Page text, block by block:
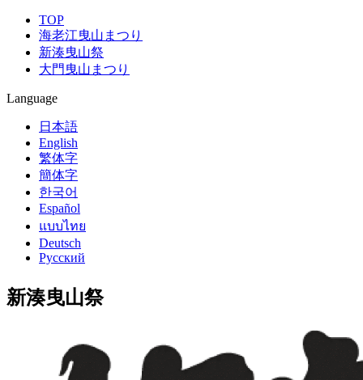
TOP
海老江曳山まつり
新湊曳山祭
大門曳山まつり
Language
日本語
English
繁体字
簡体字
한국어
Español
แบบไทย
Deutsch
Русский
新湊曳山祭